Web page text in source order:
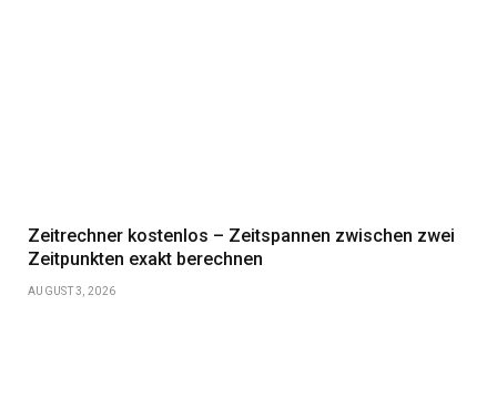
Zeitrechner kostenlos – Zeitspannen zwischen zwei
Zeitpunkten exakt berechnen
AUGUST 3, 2026